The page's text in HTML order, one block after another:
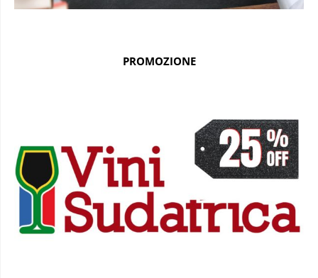
PROMOZIONE